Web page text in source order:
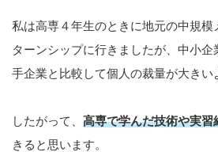
私は高専４年生のときに地元の中規模
ターンシップに行きましたが、中小
手企業と比較して個人の裁量が大きい
したがって、 高専で学んだ技術や実習
きると思います。